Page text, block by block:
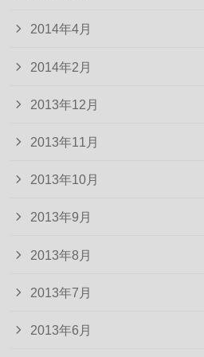
2014年4月
2014年2月
2013年12月
2013年11月
2013年10月
2013年9月
2013年8月
2013年7月
2013年6月